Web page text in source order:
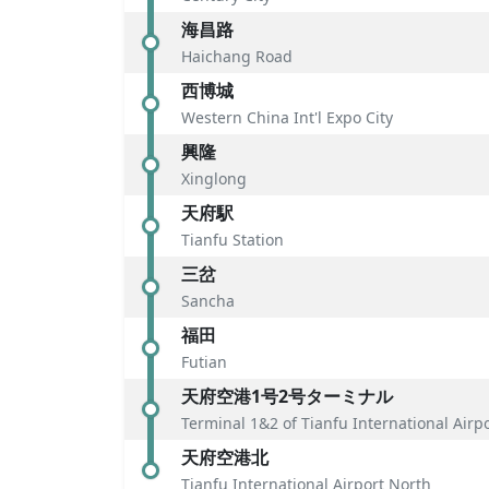
海昌路
Haichang Road
西博城
Western China Int'l Expo City
興隆
Xinglong
天府駅
Tianfu Station
三岔
Sancha
福田
Futian
天府空港1号2号ターミナル
Terminal 1&2 of Tianfu International
天府空港北
Tianfu International Airport North